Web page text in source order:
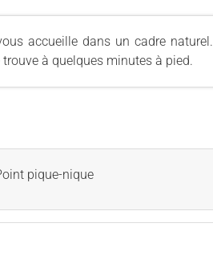
accueille dans un cadre naturel.
à quelques minutes à pied.
pique-nique